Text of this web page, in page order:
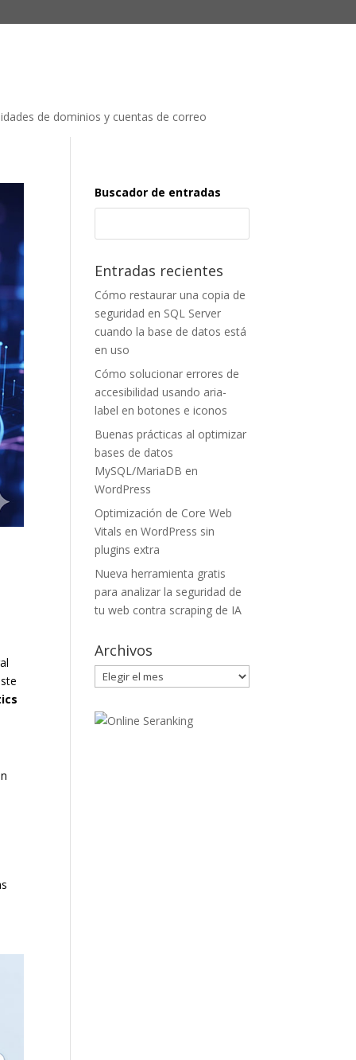
de dominios y cuentas de correo
Buscador de entradas
Entradas recientes
Cómo restaurar una copia de
seguridad en SQL Server
cuando la base de datos está
en uso
Cómo solucionar errores de
accesibilidad usando aria-
label en botones e iconos
Buenas prácticas al optimizar
bases de datos
MySQL/MariaDB en
WordPress
Optimización de Core Web
Vitals en WordPress sin
plugins extra
Nueva herramienta gratis
para analizar la seguridad de
tu web contra scraping de IA
Archivos
Archivos